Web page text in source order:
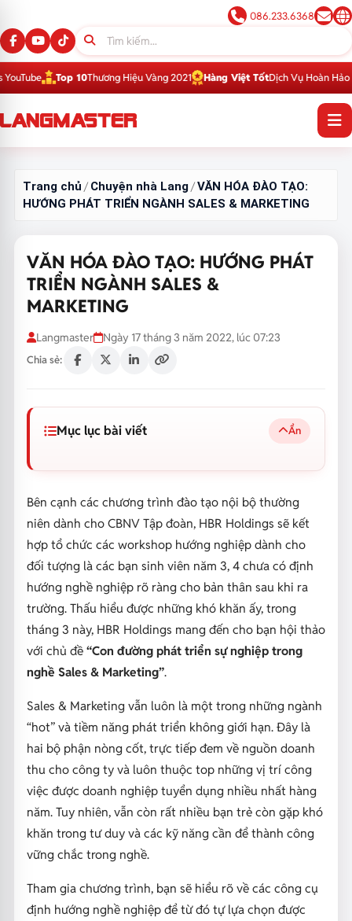
086.233.6368
Top 10Thương Hiệu Vàng 2021 Hàng Việt TốtDịch Vụ Hoàn Hảo 2016
Trang chủ /Chuyện nhà Lang/VĂN HÓA ĐÀO TẠO:
HƯỚNG PHÁT TRIỂN NGÀNH SALES & MARKETING
VĂN HÓA ĐÀO TẠO: HƯỚNG PHÁT
TRIỂN NGÀNH SALES &
MARKETING
Langmaster Ngày 17 tháng 3 năm 2022, lúc 07:23
Chia sẻ:
Mục lục bài viết Ẩn
Bên cạnh các chương trình đào tạo nội bộ thường
niên dành cho CBNV Tập đoàn, HBR Holdings sẽ kết
hợp tổ chức các workshop hướng nghiệp dành cho
đối tượng là các bạn sinh viên năm 3, 4 chưa có định
hướng nghề nghiệp rõ ràng cho bản thân sau khi ra
trường. Thấu hiểu được những khó khăn ấy, trong
tháng 3 này, HBR Holdings mang đến cho bạn hội thảo
với chủ đề “Con đường phát triển sự nghiệp trong
nghề Sales & Marketing”.
Sales & Marketing vẫn luôn là một trong những ngành
“hot” và tiềm năng phát triển không giới hạn. Đây là
hai bộ phận nòng cốt, trực tiếp đem về nguồn doanh
thu cho công ty và luôn thuộc top những vị trí công
việc được doanh nghiệp tuyển dụng nhiều nhất hàng
năm. Tuy nhiên, vẫn còn rất nhiều bạn trẻ còn gặp khó
khăn trong tư duy và các kỹ năng cần để thành công
vững chắc trong nghề.
Tham gia chương trình, bạn sẽ hiểu rõ về các công cụ
định hướng nghề nghiệp để từ đó tự lựa chọn được